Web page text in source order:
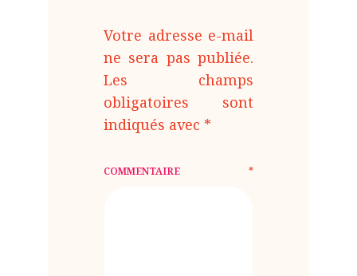
Votre adresse e-mail
ne sera pas publiée.
Les champs
obligatoires sont
indiqués avec *
COMMENTAIRE *